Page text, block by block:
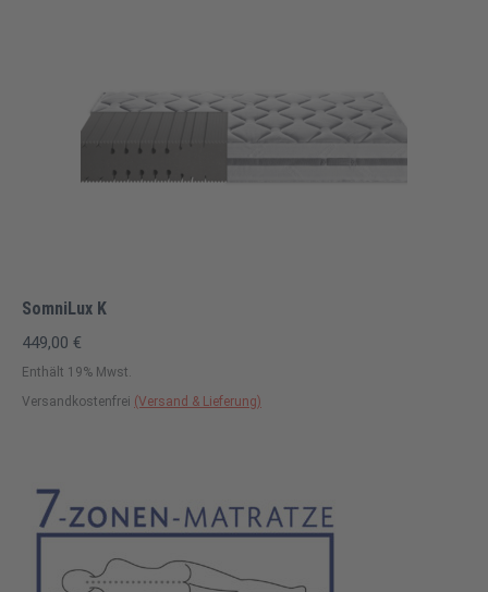
SomniLux K
449,00 €
Enthält 19% Mwst.
Versandkostenfrei (Versand & Lieferung)